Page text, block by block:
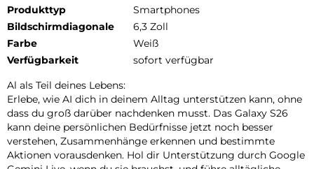
Produkttyp
Smartphones
Bildschirmdiagonale
6,3 Zoll
Farbe
Weiß
Verfügbarkeit
sofort verfügbar
Al als Teil deines Lebens:
Erlebe, wie AI dich in deinem Alltag unterstützen kann, ohne
dass du groß darüber nachdenken musst. Das Galaxy S26
kann deine persönlichen Bedürfnisse jetzt noch besser
verstehen, Zusammenhänge erkennen und bestimmte
Aktionen vorausdenken. Hol dir Unterstützung durch Google